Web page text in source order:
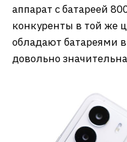
аппарат с батареей
конкуренты в той же
обладают батареями
довольно